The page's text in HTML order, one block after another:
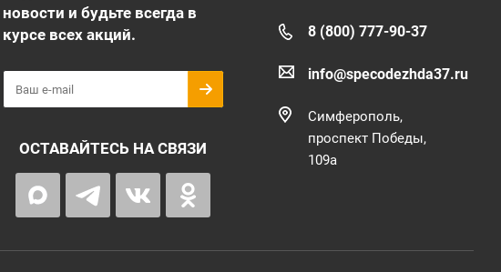
новости и будьте всегда в
курсе всех акций.
ОСТАВАЙТЕСЬ НА СВЯЗИ
8 (800) 777-90-37
info@specodezhda37.ru
Симферополь,
проспект Победы,
109а